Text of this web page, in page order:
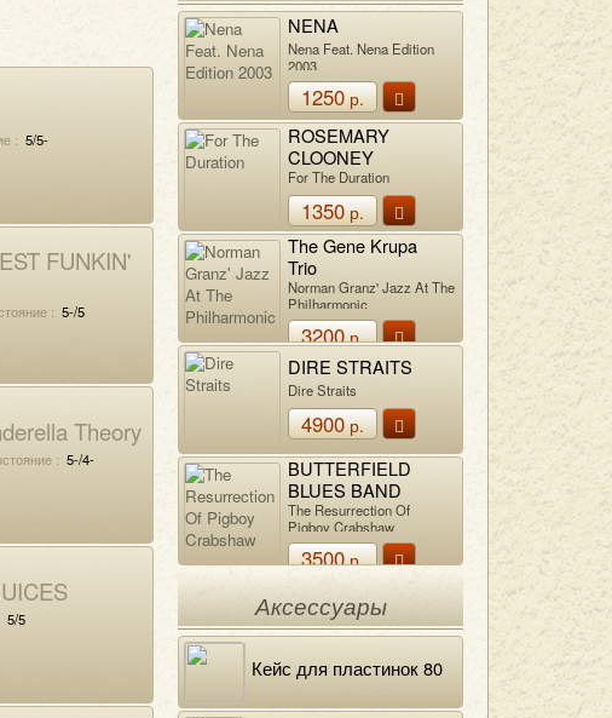
: 5/5-
FUNKIN'
: 5-/5
Theory
: 5-/4-
5/5
NENA
Nena Feat. Nena Edition
2003
1250р.
ROSEMARY
CLOONEY
For The Duration
1350р.
The Gene Krupa
Trio
Norman Granz' Jazz At The
Philharmonic
3200р.
DIRE STRAITS
Dire Straits
4900р.
BUTTERFIELD
BLUES BAND
The Resurrection Of
Pigboy Crabshaw
3500р.
Аксессуары
Кейс для пластинок 80